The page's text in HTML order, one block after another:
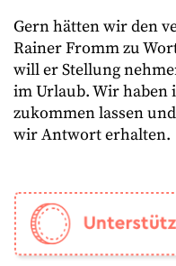
Gern hätten wir den
Rainer Fromm zu
will er Stellung
im Urlaub. Wir haben
zukommen lassen
wir Antwort erhalten.